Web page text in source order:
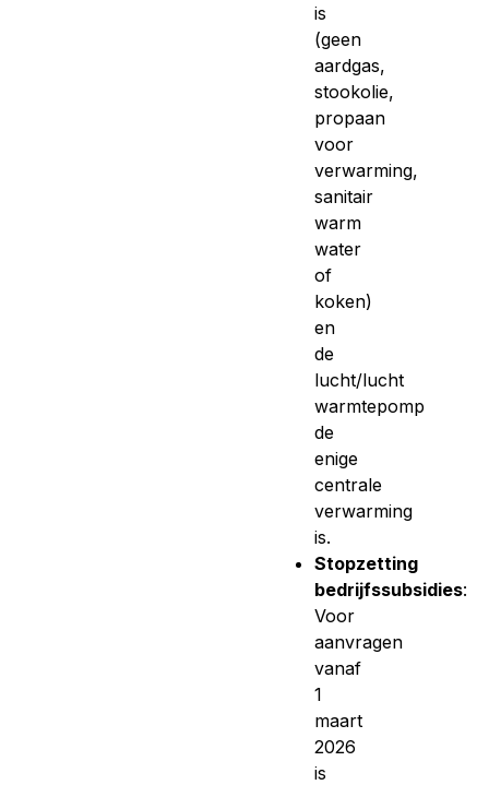
is
(geen
aardgas,
stookolie,
propaan
voor
verwarming,
sanitair
warm
water
of
koken)
en
de
lucht/lucht
warmtepomp
de
enige
centrale
verwarming
is.
Stopzetting
bedrijfssubsidies:
Voor
aanvragen
vanaf
1
maart
2026
is